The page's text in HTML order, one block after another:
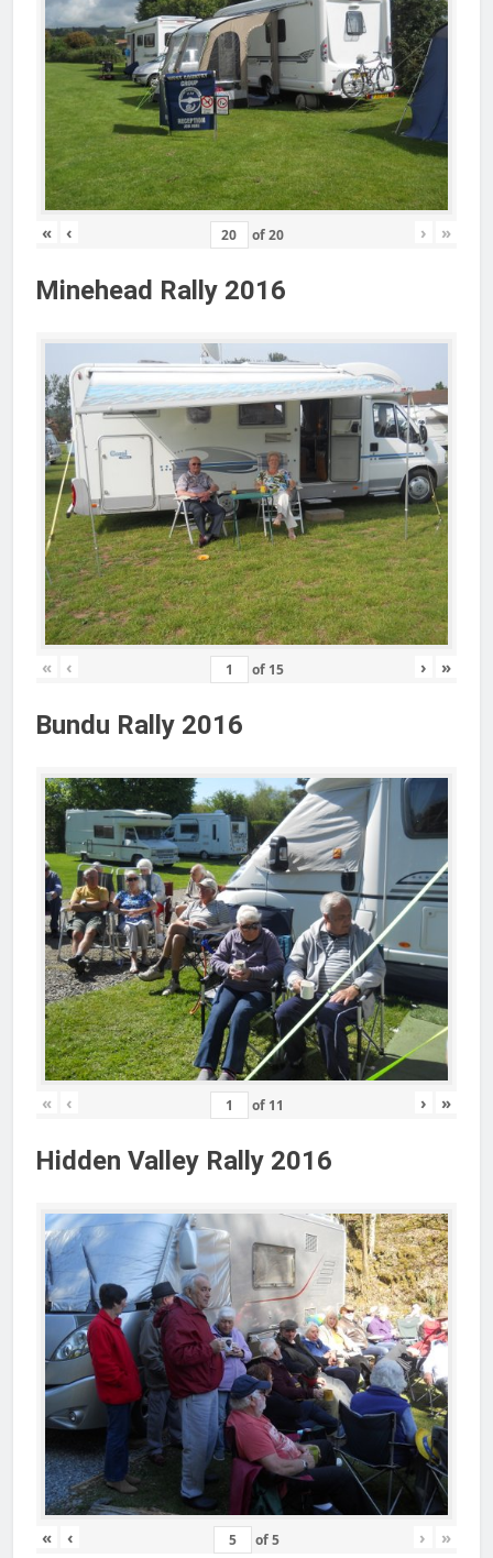
« ‹ of20 › »
Minehead Rally 2016
« ‹ of 15 › »
Bundu Rally 2016
« ‹ of 11 › »
Hidden Valley Rally 2016
« ‹ of5 › »